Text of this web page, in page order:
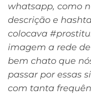
whatsapp, como
descrição e
colocava
imagem a rede
bem chato que
passar por essas
com tanta